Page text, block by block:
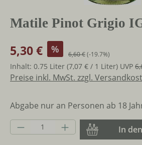
Matile Pinot Grigio
5,30 € % 6,60 €(-19.7%)
Inhalt: 0.75 Liter (7,07 € / 1 Liter) UVP
Preise inkl. MwSt. zzgl.
Abgabe nur an Personen ab 18
Produkt Anzahl: GibIn